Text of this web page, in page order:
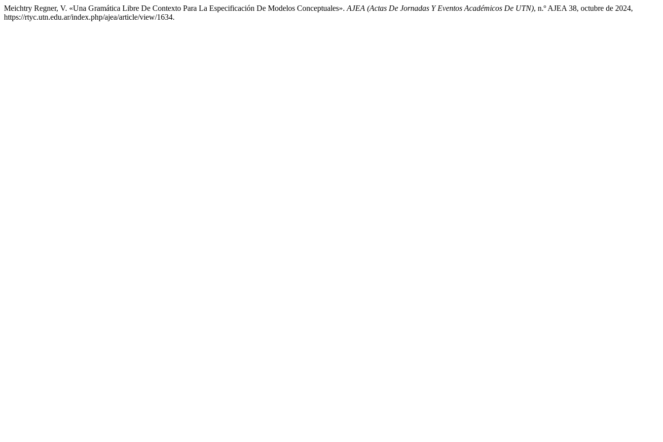
Meichtry Regner, V. «Una Gramática Libre De Contexto Para La Especificación De Modelos Conceptuales». AJEA (Actas De Jornadas Y Eventos Académicos De UTN), n.º AJEA 38, octubre de 2024,
https://rtyc.utn.edu.ar/index.php/ajea/article/view/1634.